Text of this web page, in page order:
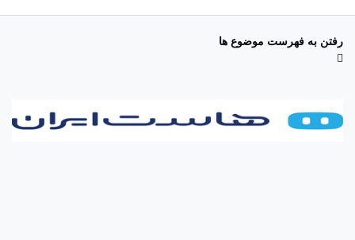
رفتن به فهرست موضوع ها